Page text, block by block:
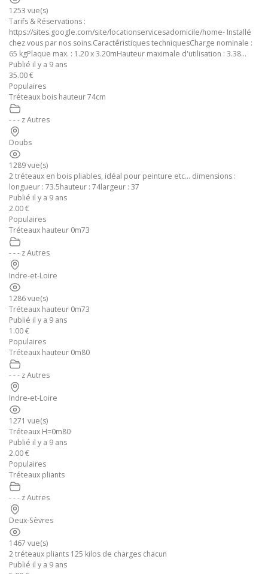
1253 vue(s)
Tarifs & Réservations :
https://sites.google.com/site/locationservicesadomicile/home- Installé
chez vous par nos soins.Caractéristiques techniquesCharge nominale :
65 kgPlaque max. : 1.20 x 3.20mHauteur maximale d'utilisation : 3.38...
Publié il y a 9 ans
35.00 €
Populaires
Tréteaux bois hauteur 74cm
- - - z Autres
Doubs
1289 vue(s)
2 tréteaux en bois pliables, idéal pour peinture etc... dimensions :
longueur : 73.5hauteur : 74largeur : 37
Publié il y a 9 ans
2.00 €
Populaires
Tréteaux hauteur 0m73
- - - z Autres
Indre-et-Loire
1286 vue(s)
Tréteaux hauteur 0m73
Publié il y a 9 ans
1.00 €
Populaires
Tréteaux hauteur 0m80
- - - z Autres
Indre-et-Loire
1271 vue(s)
Tréteaux H=0m80
Publié il y a 9 ans
2.00 €
Populaires
Tréteaux pliants
- - - z Autres
Deux-Sèvres
1467 vue(s)
2 tréteaux pliants 125 kilos de charges chacun
Publié il y a 9 ans